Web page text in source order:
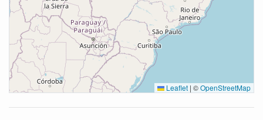
Leaflet | ©OpenStreetMap